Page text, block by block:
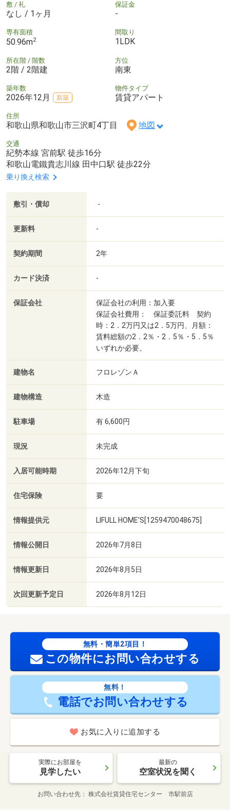
敷 / 礼
なし / 1ヶ月
保証金
-
専有面積
50.96m2
間取り
1LDK
所在階 / 階数
2階 / 2階建
方位
南東
築年数
2026年12月 新築
物件タイプ
賃貸アパート
住所
和歌山県和歌山市三沢町4丁目 地図
交通
紀勢本線 宮前駅 徒歩16分
和歌山電鐵貴志川線 田中口駅 徒歩22分
乗り換え検索
敷引・償却 -
更新料 -
契約期間 2年
カード決済 -
保証会社
保証会社の利用：加入要
保証会社費用： 保証委託料 契約
時：2．2万円又は2．5万円、月額：
賃料総額の2．2％・2．5％・5．5％
いずれか必要。
建物名 フロレゾンＡ
建物構造 木造
駐車場 有 6,600円
現況 未完成
入居可能時期 2026年12月下旬
住宅保険 要
情報提供元 LIFULL HOME'S[1259470048675]
情報公開日 2026年7月8日
情報更新日 2026年8月5日
次回更新予定日 2026年8月12日
無料・簡単2項目！
この物件にお問い合わせする
無料！
電話でお問い合わせする
お気に入りに追加する
実際にお部屋を
見学したい
最新の
空室状況を聞く
お問い合わせ先 株式会社賃貸住宅センター 市駅前店